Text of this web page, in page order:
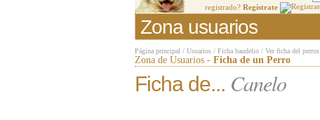
registrado? Regístrate
Zona usuarios
Página principal / Usuarios / Ficha baudelio / Ver ficha del perros
Zona de Usuarios - Ficha de un Perro
Ficha de... Canelo